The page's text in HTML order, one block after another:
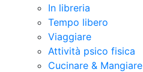
In libreria
Tempo libero
Viaggiare
Attività psico fisica
Cucinare & Mangiare